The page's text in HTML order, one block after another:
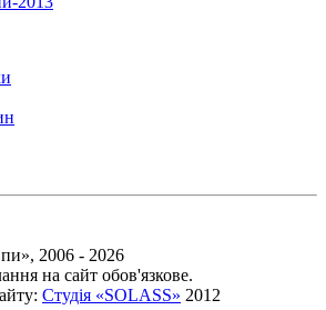
2006 - 2026
на сайт обов'язкове.
Студія «SOLASS» 2012